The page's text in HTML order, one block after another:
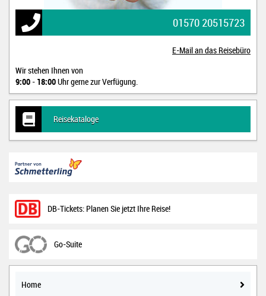
01570 20515723
E-Mail an das Reisebüro
Wir stehen Ihnen von
9:00 - 18:00Uhr gerne zur Verfügung.
Reisekataloge
Home